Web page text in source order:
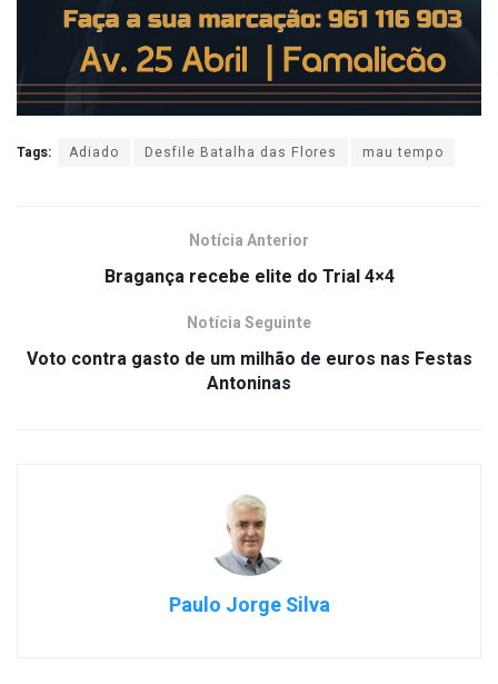
Tags: Adiado Desfile Batalha das Flores mau tempo
Notícia Anterior
Bragança recebe elite do Trial 4×4
Notícia Seguinte
Voto contra gasto de um milhão de euros nas Festas
Antoninas
Paulo Jorge Silva